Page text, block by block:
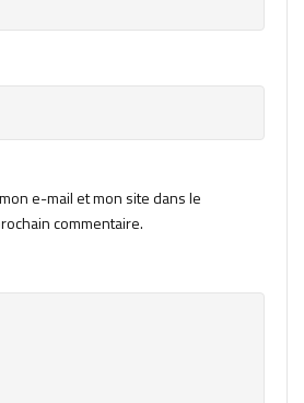
e-mail et mon site dans le
commentaire.